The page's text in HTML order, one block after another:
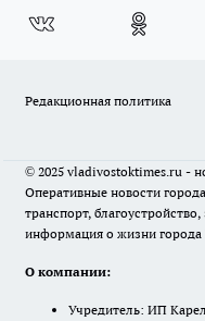
Редакционная политика
© 2025 vladivostoktimes.ru -
Оперативные новости
транспорт,
информация о жизни города
О компании:
Учредитель: ИП